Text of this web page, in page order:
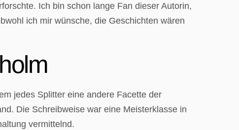
Ich bin schon lange Fan dieser Autorin,
ich mir wünsche, die Geschichten wären
jedes Splitter eine andere Facette der
Die Schreibweise war eine Meisterklasse in
vermittelnd.